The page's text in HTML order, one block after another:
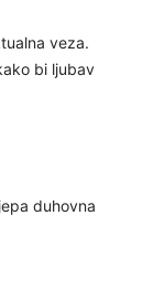
veza.
bi ljubav
duhovna